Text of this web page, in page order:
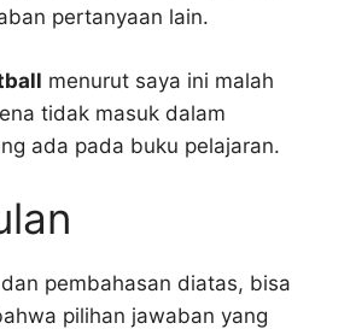
pertanyaan lain.
menurut saya ini malah
tidak masuk dalam
ada pada buku pelajaran.
pembahasan diatas, bisa
pilihan jawaban yang